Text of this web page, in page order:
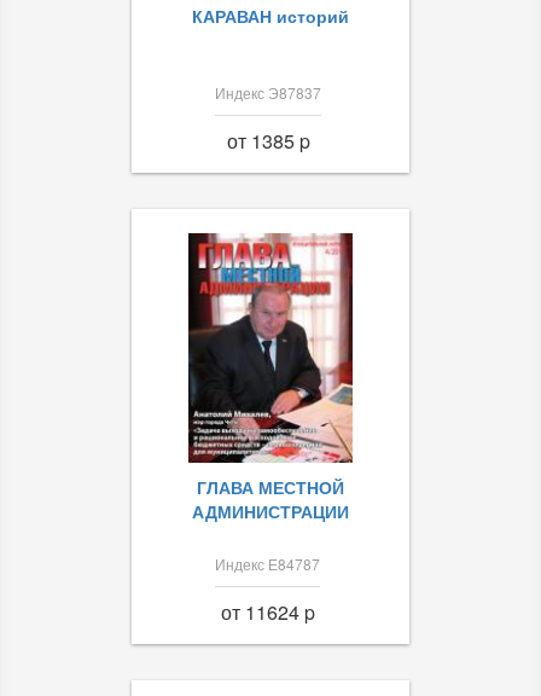
КАРАВАН историй
Индекс Э87837
от 1385 p
ГЛАВА МЕСТНОЙ
АДМИНИСТРАЦИИ
Индекс Е84787
от 11624 p